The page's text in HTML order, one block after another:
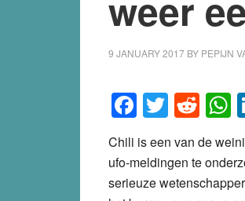
9 JANUARY 2017 BY PEPIJN
Twitter
Chili is een van de
ufo-meldingen te
serieuze